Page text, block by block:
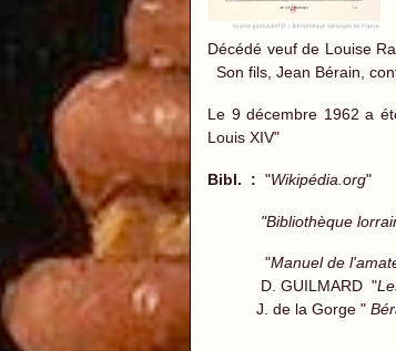
Décédé veuf de Louise
Son fils, Jean Bérain,
Le 9 décembre 1962 a
Louis XIV"
Bibl. : "Wikipédia.org"
"Bibliothèque lorraine
"Manuel de
D. GUILMARD "
J. de la Gorge "